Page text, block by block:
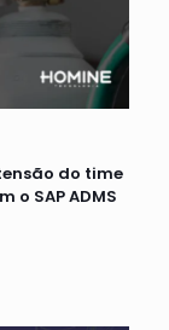
do time
o SAP ADMS